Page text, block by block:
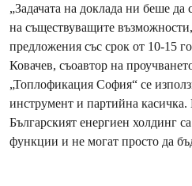
„Задачата на доклада ни беше
на съществуващите
предложения със срок от 10-15
Ковачев, съоавтор на
„Топлофикация София“ се
инструмент и партийна
Българският енергиен холдинг
функции и не могат просто да